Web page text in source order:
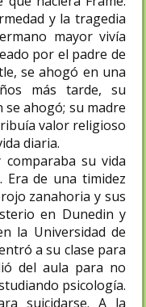
y la tragedia
mayor vivía
por el padre de
se ahogó en una
más tarde, su
ahogó; su madre
valor religioso
diaria.
su vida
Era de una timidez
zanahoria y sus
en Dunedin y
la Universidad de
a su clase para
del aula para no
psicología.
suicidarse. A la